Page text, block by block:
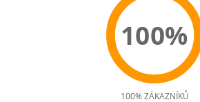
100%
100% ZÁKAZNÍKŮ